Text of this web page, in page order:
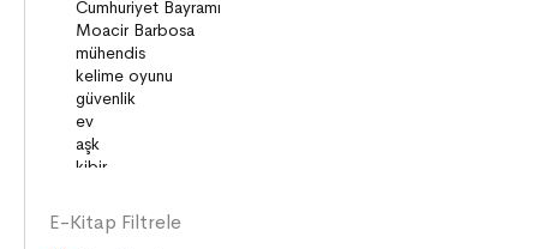
VATANDAŞLIK
MİLLİ KÜLTÜR
DUYGULAR
HAYAL GÜCÜ
E-Kitap Filtrele